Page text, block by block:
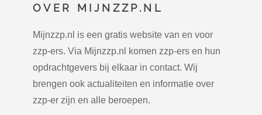
OVER MIJNZZP.NL
Mijnzzp.nl is een gratis website van en voor
zzp-ers. Via Mijnzzp.nl komen zzp-ers en hun
opdrachtgevers bij elkaar in contact. Wij
brengen ook actualiteiten en informatie over
zzp-er zijn en alle beroepen.